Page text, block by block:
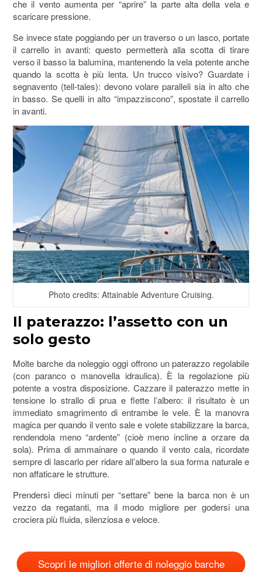
che il vento aumenta per “aprire” la parte alta della vela e
scaricare pressione.
Se invece state poggiando per un traverso o un lasco, portate
il carrello in avanti: questo permetterà alla scotta di tirare
verso il basso la balumina, mantenendo la vela potente anche
quando la scotta è più lenta. Un trucco visivo? Guardate i
segnavento (tell-tales): devono volare paralleli sia in alto che
in basso. Se quelli in alto “impazziscono”, spostate il carrello
in avanti.
Photo credits: Attainable Adventure Cruising.
Il paterazzo: l’assetto con un
solo gesto
Molte barche da noleggio oggi offrono un paterazzo regolabile
(con paranco o manovella idraulica). È la regolazione più
potente a vostra disposizione. Cazzare il paterazzo mette in
tensione lo strallo di prua e flette l’albero: il risultato è un
immediato smagrimento di entrambe le vele. È la manovra
magica per quando il vento sale e volete stabilizzare la barca,
rendendola meno “ardente” (cioè meno incline a orzare da
sola). Prima di ammainare o quando il vento cala, ricordate
sempre di lascarlo per ridare all’albero la sua forma naturale e
non affaticare le strutture.
Prendersi dieci minuti per “settare” bene la barca non è un
vezzo da regatanti, ma il modo migliore per godersi una
crociera più fluida, silenziosa e veloce.
Scopri le migliori offerte di noleggio barche